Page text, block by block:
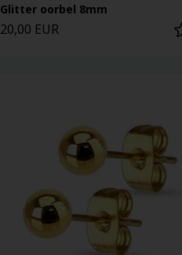
Glitter oorbel 8mm
20,00 EUR